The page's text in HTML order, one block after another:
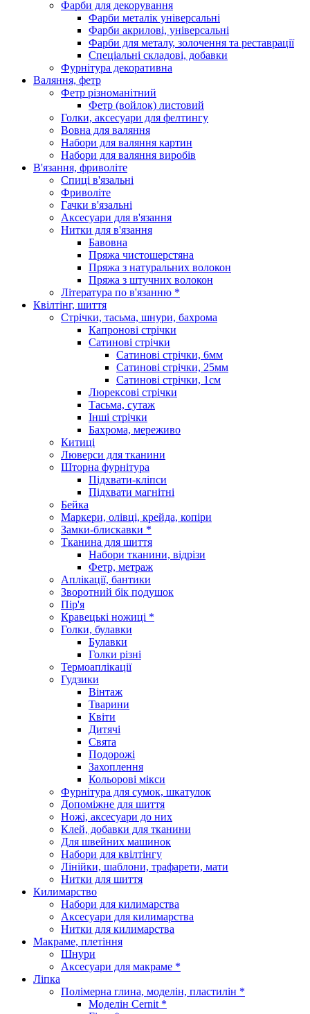
Фарби для декорування
Фарби металік універсальні
Фарби акрилові, універсальні
Фарби для металу, золочення та реставрації
Спеціальні складові, добавки
Фурнітура декоративна
Валяння, фетр
Фетр різноманітний
Фетр (войлок) листовий
Голки, аксесуари для фелтингу
Вовна для валяння
Набори для валяння картин
Набори для валяння виробів
В'язання, фриволіте
Спиці в'язальні
Фриволіте
Гачки в'язальні
Аксесуари для в'язання
Нитки для в'язання
Бавовна
Пряжа чистошерстяна
Пряжа з натуральних волокон
Пряжа з штучних волокон
Література по в'язанню *
Квілтінг, шиття
Стрічки, тасьма, шнури, бахрома
Капронові стрічки
Сатинові стрічки
Сатинові стрічки, 6мм
Сатинові стрічки, 25мм
Сатинові стрічки, 1см
Люрексові стрічки
Тасьма, сутаж
Інші стрічки
Бахрома, мереживо
Китиці
Люверси для тканини
Шторна фурнітура
Підхвати-кліпси
Підхвати магнітні
Бейка
Маркери, олівці, крейда, копіри
Замки-блискавки *
Тканина для шиття
Набори тканини, відрізи
Фетр, метраж
Аплікації, бантики
Зворотний бік подушок
Пір'я
Кравецькі ножиці *
Голки, булавки
Булавки
Голки різні
Термоаплікації
Гудзики
Вінтаж
Тварини
Квіти
Дитячі
Свята
Подорожі
Захоплення
Кольорові мікси
Фурнітура для сумок, шкатулок
Допоміжне для шиття
Ножі, аксесуари до них
Клей, добавки для тканини
Для швейних машинок
Набори для квілтінгу
Лінійки, шаблони, трафарети, мати
Нитки для шиття
Килимарство
Набори для килимарства
Аксесуари для килимарства
Нитки для килимарства
Макраме, плетіння
Шнури
Аксесуари для макраме *
Ліпка
Полімерна глина, моделін, пластилін *
Моделін Cernit *